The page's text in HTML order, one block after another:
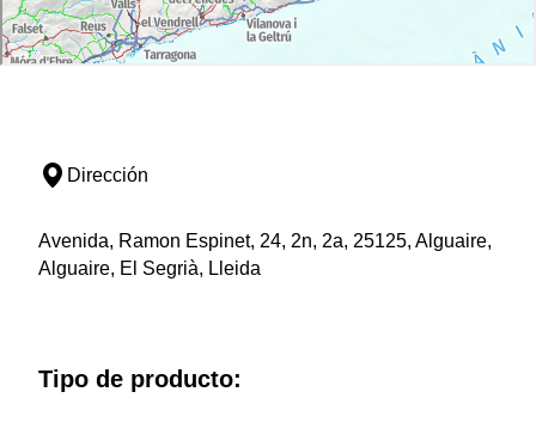
Dirección
Avenida, Ramon Espinet, 24, 2n, 2a, 25125, Alguaire,
Alguaire, El Segrià, Lleida
Tipo de producto: